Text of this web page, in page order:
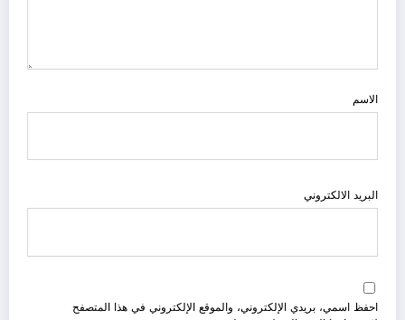
الاسم
البريد الالكتروني
احفظ اسمي، بريدي الإلكتروني، والموقع الإلكتروني في هذا المتصفح